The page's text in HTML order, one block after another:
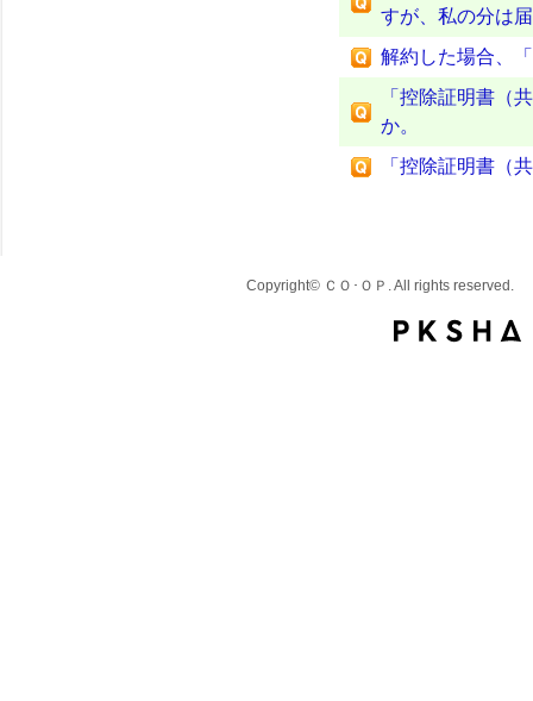
すが、私の分は
解約した場合、
「控除証明書（
か。
「控除証明書（
Copyright© ＣＯ･ＯＰ. All rights reserved.